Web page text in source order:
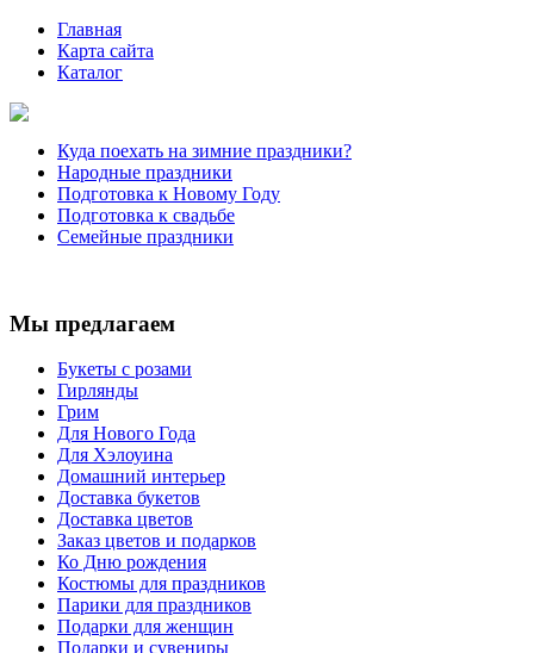
Главная
Карта сайта
Каталог
Куда поехать на зимние праздники?
Народные праздники
Подготовка к Новому Году
Подготовка к свадьбе
Семейные праздники
Мы предлагаем
Букеты с розами
Гирлянды
Грим
Для Нового Года
Для Хэлоуина
Домашний интерьер
Доставка букетов
Доставка цветов
Заказ цветов и подарков
Ко Дню рождения
Костюмы для праздников
Парики для праздников
Подарки для женщин
Подарки и сувениры